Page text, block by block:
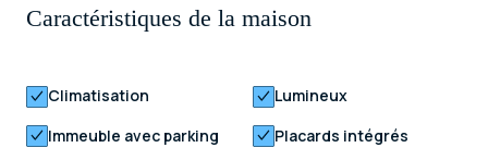
Caractéristiques de la maison
Climatisation
Lumineux
Immeuble avec parking
Placards intégrés